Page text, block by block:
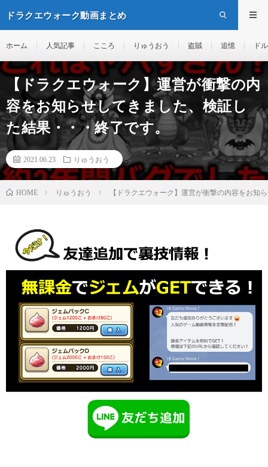
ドラクエウォーク動画まとめ
ホーム 人気記事 こころ りゅうおう 盗賊 追憶 ド
【ドラクエウォーク】運営が衝撃の内
容をお知らせしてきました、検証し
た結果・・・終了です。
2021.06.23 りゅうおう
HOME りゅうおう 【ドラクエウォーク】運営が衝撃の内容をお知